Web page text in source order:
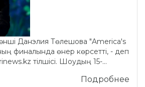
әнші Данэлия Төлешова "America's
финалында өнер көрсетті, - деп
тілшісі. Шоудың 15-...
Подробнее